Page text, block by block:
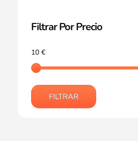
Filtrar Por Precio
10 €
FILTRAR